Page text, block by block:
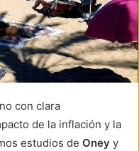
con clara
de la inflación y la
estudios de Oney y